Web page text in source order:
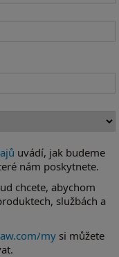
uvádí, jak budeme
nám poskytnete.
chcete, abychom
službách a
my si můžete